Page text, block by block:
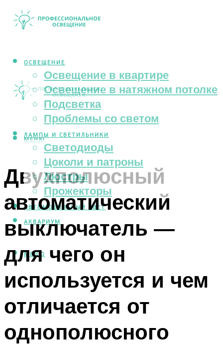
ОСВЕЩЕНИЕ
Освещение в квартире
Освещение в натяжном потолке
Подсветка
Проблемы со светом
ЛАМПЫ И СВЕТИЛЬНИКИ
Светодиоды
Цоколи и патроны
Люстры
Прожекторы
АВТОМОБИЛЬНЫЙ СВЕТ
АКВАРИУМ
МЕНЮ
МЕНЮ
Двухполюсный
автоматический
выключатель —
для чего он
используется и чем
отличается от
однополюсного